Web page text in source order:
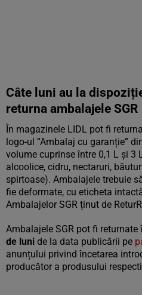
Câte luni au la
returna ambalajele SGR
În magazinele LIDL pot fi
logo-ul ”Ambalaj cu garanție”
volume cuprinse între 0,1 L și 3
alcoolice, cidru, nectaruri,
spirtoase). Ambalajele trebuie
fie deformate, cu eticheta
Ambalajelor SGR ținut de
Ambalajele SGR pot fi returnate
de luni de la data publicării pe
anunțului privind încetarea
producător a produsului